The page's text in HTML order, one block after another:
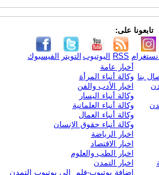
تابعونا على:
الفيسبوك التويتر اليوتيوب RSS
بنا
أخبار عامة
وكالة أنباء المرأة
اخبار الأدب والفن
وكالة أنباء اليسار
وكالة أنباء العلمانية
وكالة أنباء العمال
وكالة أنباء حقوق الإنسان
اخبار الرياضة
اخبار الاقتصاد
اخبار الطب والعلوم
اخبار التمدن
إضافة يوتيوب-فلم إلى يوتيوب التمدن